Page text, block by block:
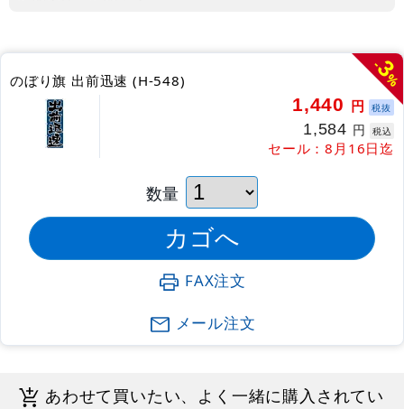
-
3
%
のぼり旗 出前迅速 (H-548)
1,440 円 税抜
1,584 円 税込
セール：8月16日迄
数量
FAX注文
メール注文
あわせて買いたい、よく一緒に購入されてい